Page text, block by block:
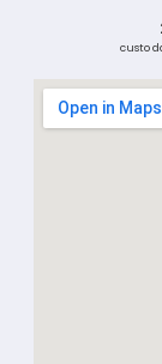
custo